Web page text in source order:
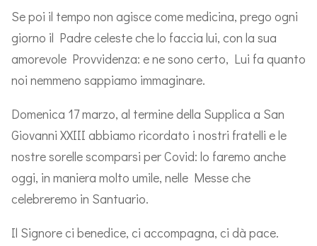
Se poi il tempo non agisce come medicina, prego ogni
giorno il Padre celeste che lo faccia lui, con la sua
amorevole Provvidenza: e ne sono certo, Lui fa quanto
noi nemmeno sappiamo immaginare.
Domenica 17 marzo, al termine della Supplica a San
Giovanni XXIII abbiamo ricordato i nostri fratelli e le
nostre sorelle scomparsi per Covid: lo faremo anche
oggi, in maniera molto umile, nelle Messe che
celebreremo in Santuario.
Il Signore ci benedice, ci accompagna, ci dà pace.